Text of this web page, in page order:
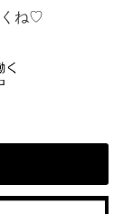
くね♡